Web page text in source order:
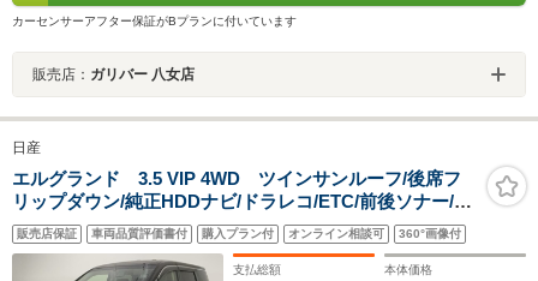
カーセンサーアフター保証がBプランに付いています
販売店： ガリバー 八女店
日産
エルグランド 3.5 VIP 4WD ツインサンルーフ/後席フ
リップダウン/純正HDDナビ/ドラレコ/ETC/前後ソナー/ア
ラウンドビュー/衝突軽減/追従クルコン/踏み間違い防止/
両側パワスラ/黒革シート/前席パワーシート・メモリー付/
前席シートヒーター
販売店保証 車両品質評価書付 購入プラン付 オンライン相談可 360°画像付
支払総額 本体価格